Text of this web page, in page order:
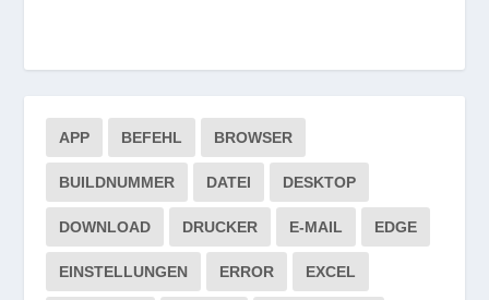
APP BEFEHL BROWSER
BUILDNUMMER DATEI DESKTOP
DOWNLOAD DRUCKER E-MAIL EDGE
EINSTELLUNGEN ERROR EXCEL